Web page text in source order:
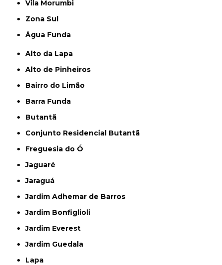
Vila Morumbi
Zona Sul
Água Funda
Alto da Lapa
Alto de Pinheiros
Bairro do Limão
Barra Funda
Butantã
Conjunto Residencial Butantã
Freguesia do Ó
Jaguaré
Jaraguá
Jardim Adhemar de Barros
Jardim Bonfiglioli
Jardim Everest
Jardim Guedala
Lapa